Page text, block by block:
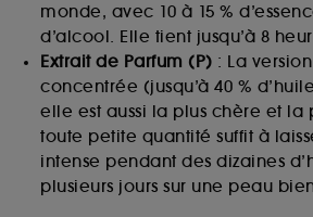
monde, avec 10 à 15 %
d’alcool. Elle tient jusqu’à 8
Extrait de Parfum (P) : La
concentrée (jusqu’à 40 %
elle est aussi la plus chère et la
toute petite quantité suffit à
intense pendant des dizaines
plusieurs jours sur une peau